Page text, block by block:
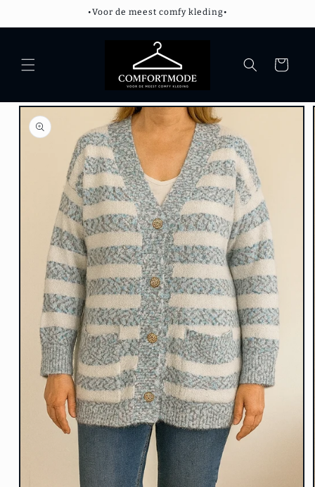
content
•Voor de meest comfy kleding•
Winkelwagen
direct naar